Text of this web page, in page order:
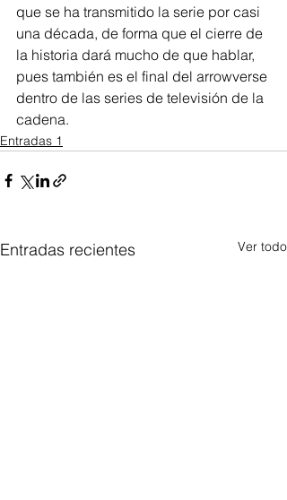
que se ha transmitido la serie por casi
una década, de forma que el cierre de
la historia dará mucho de que hablar,
pues también es el final del arrowverse
dentro de las series de televisión de la
cadena.
Entradas 1
Entradas recientes Ver todo